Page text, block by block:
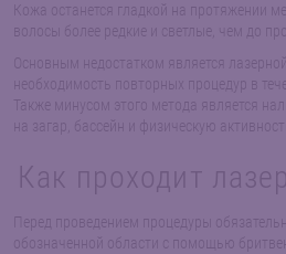
Кожа останется гладкой на протяжении
волосы более редкие и светлые, чем до
Основным недостатком является
необходимость повторных процедур в
Также минусом этого метода является
на загар, бассейн и физическую
Как проходит
Перед проведением процедуры
обозначенной области с помощью